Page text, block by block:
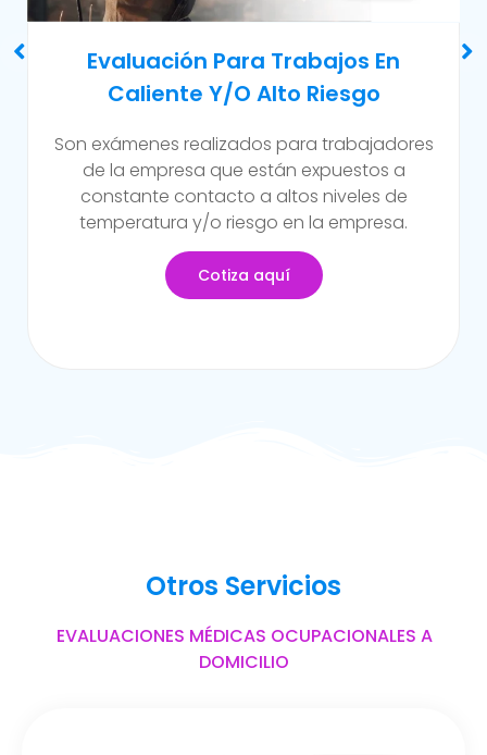
Examen Médico Ocupacional De
Reincorporación Laboral
Este examen se realiza al colaborador que se
incorpora a la organización luego de haber
sufrido alguna incapacidad temporal propia
del trabajo.
Cotiza aquí
Otros Servicios
EVALUACIONES MÉDICAS OCUPACIONALES A
DOMICILIO